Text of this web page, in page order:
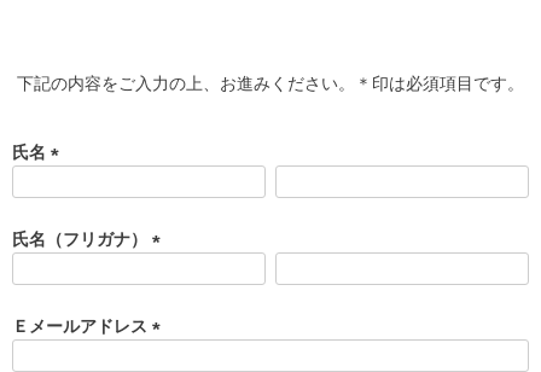
下記の内容をご入力の上、お進みください。＊印は必須項目です。
氏名
須
)
氏名（フリガナ）
須
)
Ｅメールアドレス